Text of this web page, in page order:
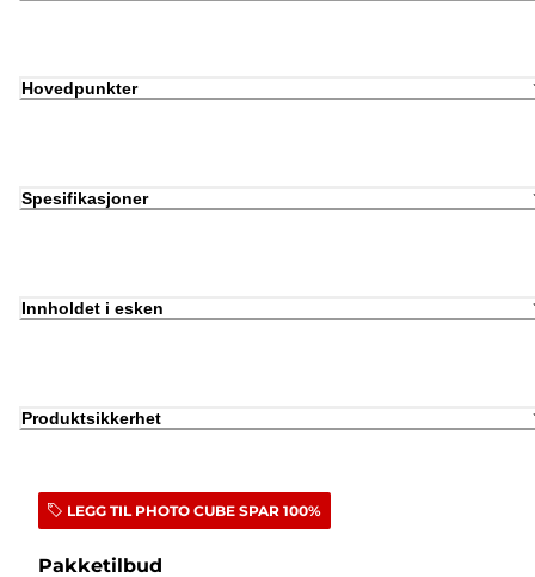
Hovedpunkter
Spesifikasjoner
Innholdet i esken
Produktsikkerhet
LEGG TIL PHOTO CUBE SPAR 100%
Pakketilbud